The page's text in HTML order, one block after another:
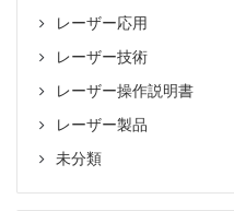
レーザー応用
レーザー技術
レーザー操作説明書
レーザー製品
未分類